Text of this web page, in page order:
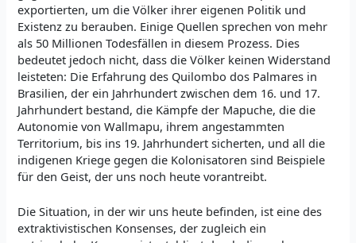
exportierten, um die Völker ihrer eigenen Politik und
Existenz zu berauben. Einige Quellen sprechen von mehr
als 50 Millionen Todesfällen in diesem Prozess. Dies
bedeutet jedoch nicht, dass die Völker keinen Widerstand
leisteten: Die Erfahrung des Quilombo dos Palmares in
Brasilien, der ein Jahrhundert zwischen dem 16. und 17.
Jahrhundert bestand, die Kämpfe der Mapuche, die die
Autonomie von Wallmapu, ihrem angestammten
Territorium, bis ins 19. Jahrhundert sicherten, und all die
indigenen Kriege gegen die Kolonisatoren sind Beispiele
für den Geist, der uns noch heute vorantreibt.
Die Situation, in der wir uns heute befinden, ist eine des
extraktivistischen Konsenses, der zugleich ein